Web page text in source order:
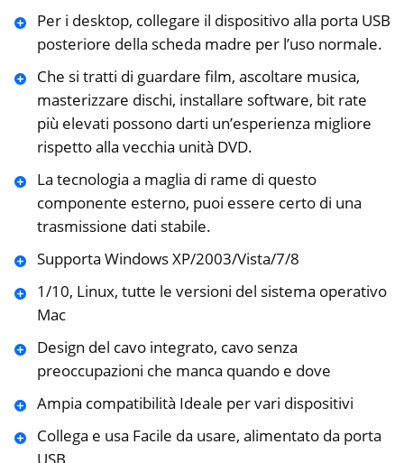
Per i desktop, collegare il dispositivo alla porta USB
posteriore della scheda madre per l’uso normale.
Che si tratti di guardare film, ascoltare musica,
masterizzare dischi, installare software, bit rate
più elevati possono darti un’esperienza migliore
rispetto alla vecchia unità DVD.
La tecnologia a maglia di rame di questo
componente esterno, puoi essere certo di una
trasmissione dati stabile.
Supporta Windows XP/2003/Vista/7/8
1/10, Linux, tutte le versioni del sistema operativo
Mac
Design del cavo integrato, cavo senza
preoccupazioni che manca quando e dove
Ampia compatibilità Ideale per vari dispositivi
Collega e usa Facile da usare, alimentato da porta